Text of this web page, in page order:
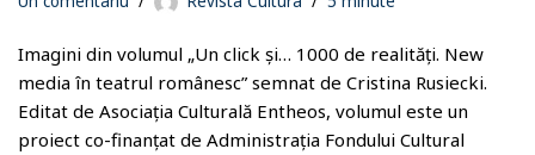
Imagini din volumul „Un click și… 1000 de realități. New
media în teatrul românesc” semnat de Cristina Rusiecki.
Editat de Asociația Culturală Entheos, volumul este un
proiect co-finanțat de Administrația Fondului Cultural